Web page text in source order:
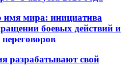
имя мира: инициатива
боевых действий и
разрабатывают свой